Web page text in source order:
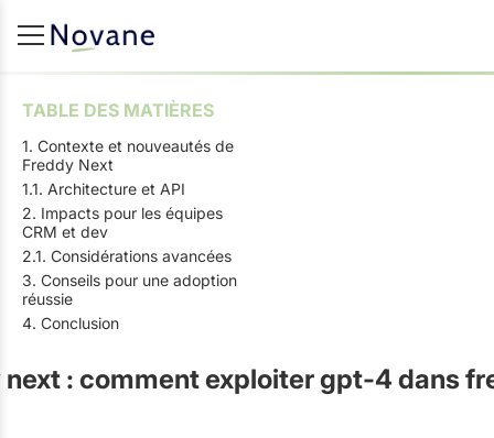
TABLE DES MATIÈRES
1. Contexte et nouveautés de
Freddy Next
1.1. Architecture et API
2. Impacts pour les équipes
CRM et dev
2.1. Considérations avancées
3. Conseils pour une adoption
réussie
4. Conclusion
: comment exploiter gpt-4 dans